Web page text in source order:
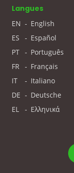
Langues
EN - English
ES
- Español
PT - Português
FR
- Français
IT
- Italiano
DE - Deutsche
EL
- Ελληνικά